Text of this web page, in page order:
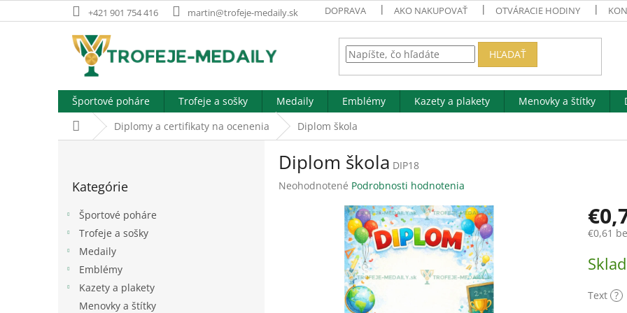
na
+421 901 754 416 martin@trofeje-medaily.sk DOPRAVA AKO NAKUPOVAŤ OTVÁRACIE HODINY
HĽADAŤ
Športové poháre Trofeje a sošky Medaily Emblémy Kazety a plakety Menovky a štítky
DomovDiplomy a certifikaty na ocenenia Diplom škola
kategórie
Kategórie
Športové poháre
Trofeje a sošky
Medaily
Emblémy
Kazety a plakety
Menovky a štítky
Diplom škola DIP18
Priemerné
Neohodnotené Podrobnosti hodnotenia
€0,61
cena:
Text ?